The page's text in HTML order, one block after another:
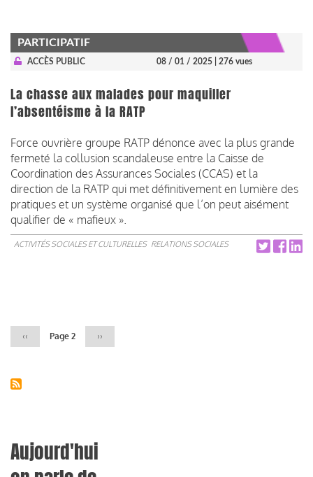
PARTICIPATIF
ACCÈS PUBLIC 08 / 01 / 2025 | 276 vues
La chasse aux malades pour maquiller
l’absentéisme à la RATP
Force ouvrière groupe RATP dénonce avec la plus grande
fermeté la collusion scandaleuse entre la Caisse de
Coordination des Assurances Sociales (CCAS) et la
direction de la RATP qui met définitivement en lumière des
pratiques et un système organisé que l’on peut aisément
qualifier de « mafieux ».
ACTIVITÉS SOCIALES ET CULTURELLES RELATIONS SOCIALES
Page
précédente
‹‹ Page 2
Page
››
Aujourd'hui